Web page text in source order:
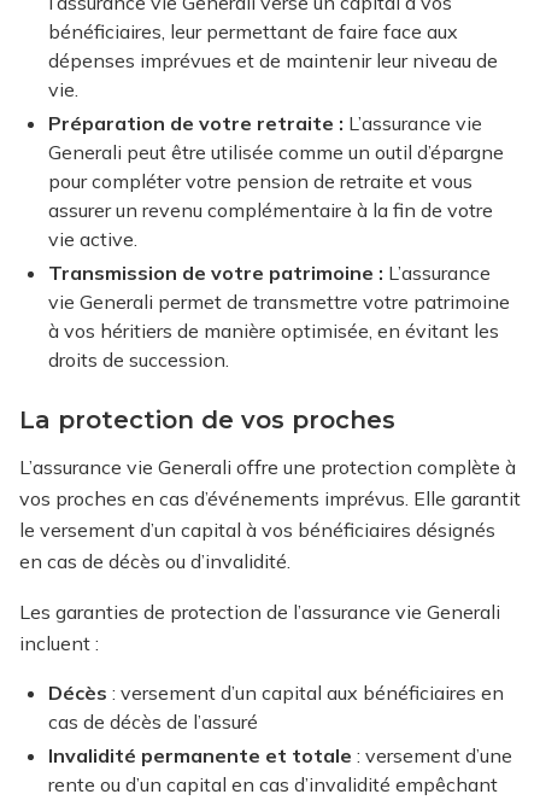
bénéficiaires, leur permettant de faire face aux
dépenses imprévues et de maintenir leur niveau de
vie.
Préparation de votre retraite : L’assurance vie
Generali peut être utilisée comme un outil d’épargne
pour compléter votre pension de retraite et vous
assurer un revenu complémentaire à la fin de votre
vie active.
Transmission de votre patrimoine : L’assurance
vie Generali permet de transmettre votre patrimoine
à vos héritiers de manière optimisée, en évitant les
droits de succession.
La protection de vos proches
L’assurance vie Generali offre une protection complète à
vos proches en cas d’événements imprévus. Elle garantit
le versement d’un capital à vos bénéficiaires désignés
en cas de décès ou d’invalidité.
Les garanties de protection de l’assurance vie Generali
incluent :
Décès : versement d’un capital aux bénéficiaires en
cas de décès de l’assuré
Invalidité permanente et totale : versement d’une
rente ou d’un capital en cas d’invalidité empêchant